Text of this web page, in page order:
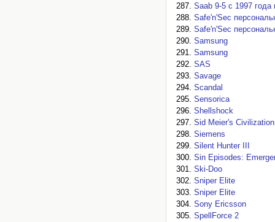
Saab 9-5 с 1997 года
Safe'n'Sec
Safe'n'Sec
Samsung
Samsung
SAS
Savage
Scandal
Sensorica
Shellshock
Sid Meier's
Siemens
Silent Hunter III
Sin Episodes:
Ski-Doo
Sniper Elite
Sniper Elite
Sony Ericsson
SpellForce 2